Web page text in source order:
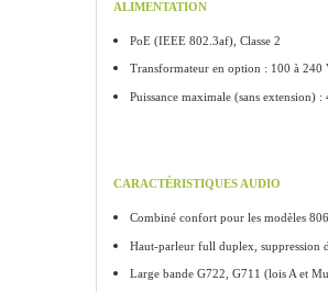
ALIMENTATION
PoE (IEEE 802.3af), Classe 2
Transformateur en option : 100 à 240
Puissance maximale (sans extension) :
CARACTÉRISTIQUES AUDIO
Combiné confort pour les modèles
Haut-parleur full duplex, suppression
Large bande G722, G711 (lois A et